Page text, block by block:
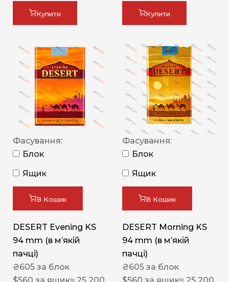
Купити Купити
Фасування:
Блок
Ящик
В Кошик
DESERT Evening KS
94 mm (в мʼякій
пачці)
₴605 за блок
Фасування:
Блок
Ящик
В Кошик
DESERT Morning KS
94 mm (в мʼякій
пачці)
₴605 за блок